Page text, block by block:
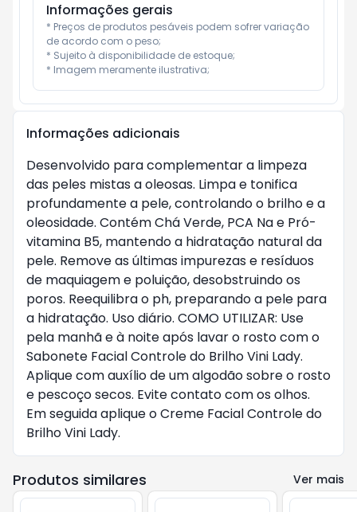
Informações gerais
* Preços de produtos pesáveis podem sofrer variação
de acordo com o peso;
* Sujeito à disponibilidade de estoque;
* Imagem meramente ilustrativa;
Informações adicionais
Desenvolvido para complementar a limpeza
das peles mistas a oleosas. Limpa e tonifica
profundamente a pele, controlando o brilho e a
oleosidade. Contém Chá Verde, PCA Na e Pró-
vitamina B5, mantendo a hidratação natural da
pele. Remove as últimas impurezas e resíduos
de maquiagem e poluição, desobstruindo os
poros. Reequilibra o ph, preparando a pele para
a hidratação. Uso diário. COMO UTILIZAR: Use
pela manhã e à noite após lavar o rosto com o
Sabonete Facial Controle do Brilho Vini Lady.
Aplique com auxílio de um algodão sobre o rosto
e pescoço secos. Evite contato com os olhos.
Em seguida aplique o Creme Facial Controle do
Brilho Vini Lady.
Produtos similares Ver mais